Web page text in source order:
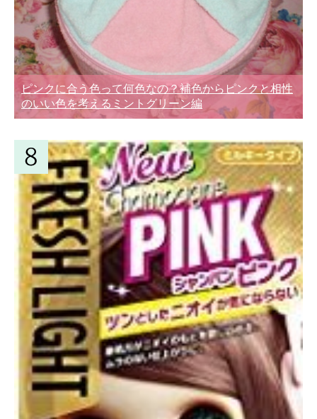
ピンクに合う色って何色なの？補色からピンクと相性
のいい色を考えるミントグリーン編